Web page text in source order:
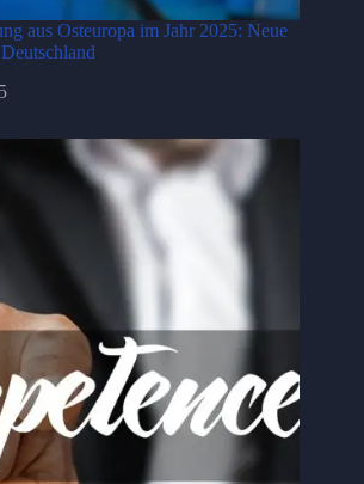
aus Osteuropa im Jahr 2025: Neue